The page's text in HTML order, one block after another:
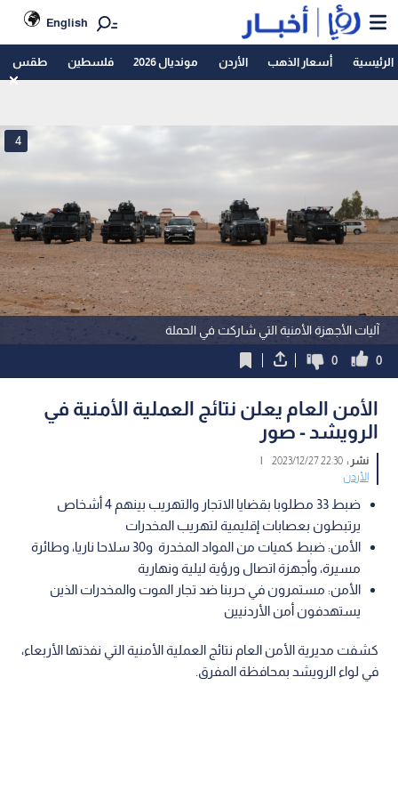
English
الرئيسية أسعار الذهب الأردن مونديال 2026 فلسطين طقس
آليات الأجهزة الأمنية التي شاركت في الحملة
4
0
0
الأمن العام يعلن نتائج العملية الأمنية في
الرويشد - صور
نشر :22:30 2023/12/27
|
الأردن
ضبط 33 مطلوبا بقضايا الاتجار والتهريب بينهم 4 أشخاص
يرتبطون بعصابات إقليمية لتهريب المخدرات
الأمن: ضبط كميات من المواد المخدرة و30 سلاحا ناريا، وطائرة
مسيرة، وأجهزة اتصال ورؤية ليلية ونهارية
الأمن: مستمرون في حربنا ضد تجار الموت والمخدرات الذين
يستهدفون أمن الأردنيين
كشفت مديرية الأمن العام نتائج العملية الأمنية التي نفذتها الأربعاء،
في لواء الرويشد بمحافظة المفرق.